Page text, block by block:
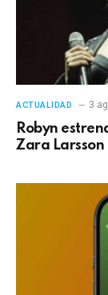
ACTUALIDAD 3
Robyn
Zara Larsson